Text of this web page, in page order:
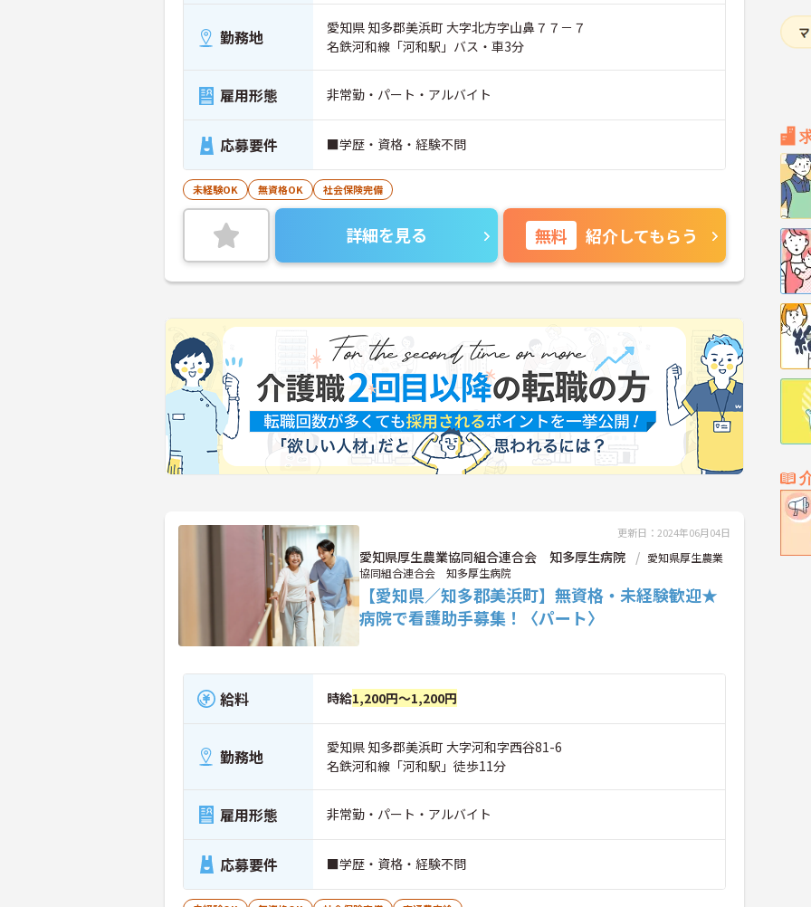
勤務地
愛知県 知多郡美浜町 大字北方字山鼻７７－７
名鉄河和線「河和駅」バス・車3分
雇用形態 非常勤・パート・アルバイト
応募要件 ■学歴・資格・経験不問
未経験OK 無資格OK 社会保険完備
詳細を見る 無料 紹介してもらう
更新日：2024年06月04日
愛知県厚生農業協同組合連合会 知多厚生病院
愛知県厚生農業
協同組合連合会 知多厚生病院
【愛知県／知多郡美浜町】無資格・未経験歓迎★
病院で看護助手募集！〈パート〉
給料 時給1,200円～1,200円
勤務地
愛知県 知多郡美浜町 大字河和字西谷81-6
名鉄河和線「河和駅」徒歩11分
雇用形態 非常勤・パート・アルバイト
応募要件 ■学歴・資格・経験不問